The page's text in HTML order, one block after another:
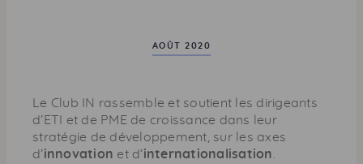
p
e
AOÛT 2020
Le Club IN rassemble et soutient les dirigeants
d’ETI et de PME de croissance dans leur
stratégie de développement, sur les axes
d’innovation et d’internationalisation